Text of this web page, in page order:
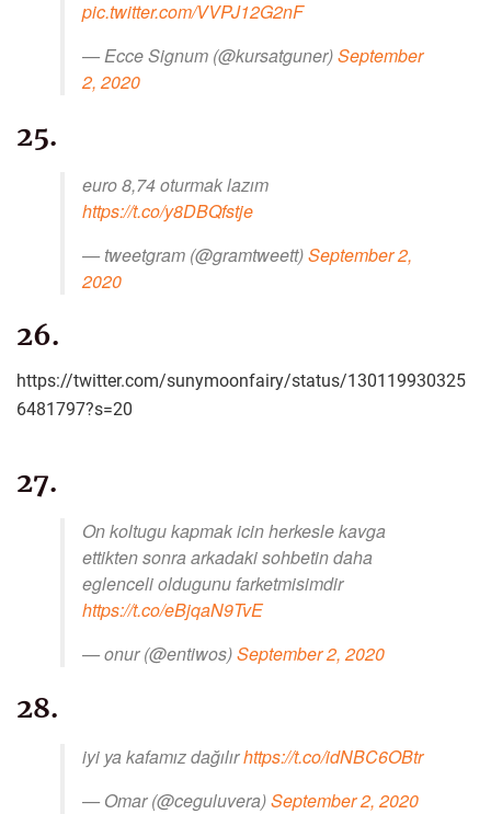
pic.twitter.com/VVPJ12G2nF
— Ecce Signum (@kursatguner)September
2, 2020
25.
euro 8,74 oturmak lazım
https://t.co/y8DBQfstje
— tweetgram (@gramtweett)September 2,
2020
26.
https://twitter.com/sunymoonfairy/status/130119930325
6481797?s=20
27.
On koltugu kapmak icin herkesle kavga
ettikten sonra arkadaki sohbetin daha
eglenceli oldugunu farketmisimdir
https://t.co/eBjqaN9TvE
— onur (@entiwos)September 2, 2020
28.
iyi ya kafamız dağılırhttps://t.co/idNBC6OBtr
— Omar (@ceguluvera)September 2, 2020